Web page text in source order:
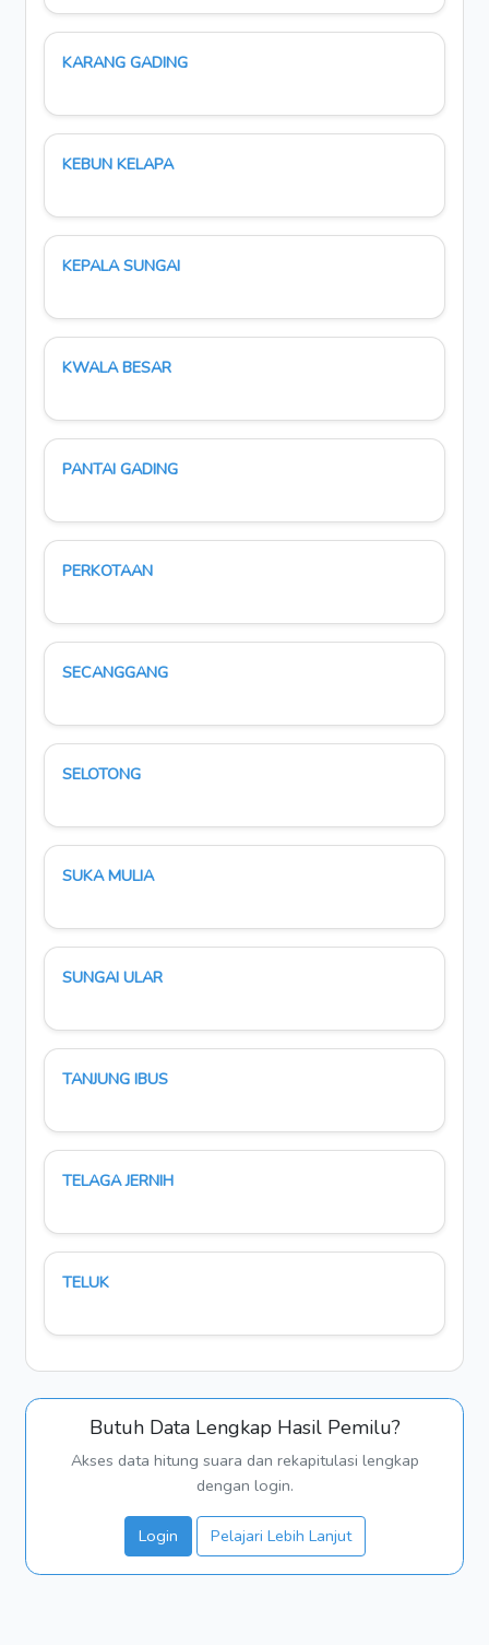
KARANG GADING
KEBUN KELAPA
KEPALA SUNGAI
KWALA BESAR
PANTAI GADING
PERKOTAAN
SECANGGANG
SELOTONG
SUKA MULIA
SUNGAI ULAR
TANJUNG IBUS
TELAGA JERNIH
TELUK
Butuh Data Lengkap Hasil Pemilu?
Akses data hitung suara dan rekapitulasi lengkap
dengan login.
Login Pelajari Lebih Lanjut